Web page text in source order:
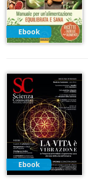
Ebook
Ebook